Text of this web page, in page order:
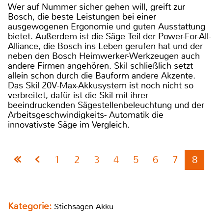
Wer auf Nummer sicher gehen will, greift zur
Bosch, die beste Leistungen bei einer
ausgewogenen Ergonomie und guten Ausstattung
bietet. Außerdem ist die Säge Teil der Power-For-All-
Alliance, die Bosch ins Leben gerufen hat und der
neben den Bosch Heimwerker-Werkzeugen auch
andere Firmen angehören. Skil schließlich setzt
allein schon durch die Bauform andere Akzente.
Das Skil 20V-Max-Akkusystem ist noch nicht so
verbreitet, dafür ist die Skil mit ihrer
beeindruckenden Sägestellenbeleuchtung und der
Arbeitsgeschwindigkeits- Automatik die
innovativste Säge im Vergleich.
1 2 3 4 5 6 7 8
Kategorie: Stichsägen Akku